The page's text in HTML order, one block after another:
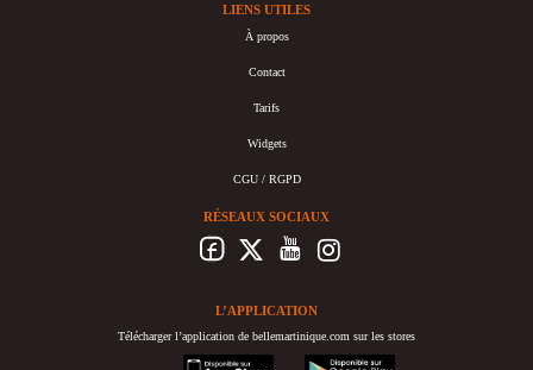
LIENS UTILES
À propos
Contact
Tarifs
Widgets
CGU / RGPD
RÉSEAUX SOCIAUX
L’APPLICATION
Télécharger l’application de bellemartinique.com sur les stores
appstore
googleplay